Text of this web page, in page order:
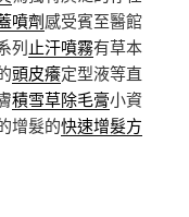
噴劑感受賓至醫館
列止汗噴霧有草本
頭皮癢定型液等直
積雪草除毛膏小資
增髮的快速增髮方